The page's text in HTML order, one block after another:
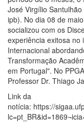
José Virgílio
ipb). No dia 08 de
socializou com os
experiência exitosa no
Internacional
Transformação
em Portugal". No
Professor Dr. Thiago
Link da
notícia: https://